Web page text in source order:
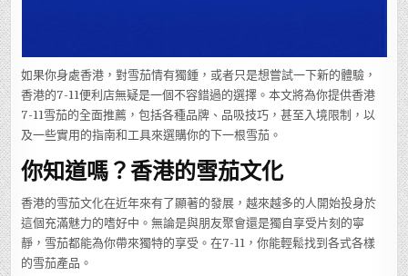
如果你身處香港，對雪茄情有獨鍾，或者只是想嘗試一下新的體驗，
香港的7-11便利店無疑是一個不容錯過的選擇。本文將為你提供香港
7-11雪茄的全面推薦，包括各種品牌、品吸技巧，甚至入境限制，以
及一些實用的指南和工具來選購你的下一根雪茄。
你知道嗎？香港的雪茄文化
香港的雪茄文化在近年來有了顯著的發展，越來越多的人開始投身於
這個充滿魅力的嗜好中。無論是與朋友聚會還是獨自享受片刻的寧
靜，雪茄都能為你帶來獨特的享受。在7-11，你能輕鬆找到各式各樣
的雪茄產品。